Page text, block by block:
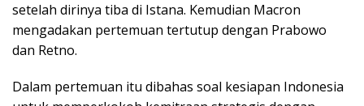
setelah dirinya tiba di Istana. Kemudian Macron
mengadakan pertemuan tertutup dengan Prabowo
dan Retno.
Dalam pertemuan itu dibahas soal kesiapan Indonesia